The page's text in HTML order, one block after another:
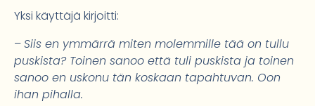
Yksi käyttäjä kirjoitti:
–Siis en ymmärrä miten molemmille tää on tullu
puskista? Toinen sanoo että tuli puskista ja toinen
sanoo en uskonu tän koskaan tapahtuvan. Oon
ihan pihalla.